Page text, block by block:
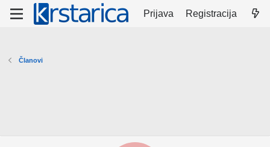
Prijava Registracija
Članovi